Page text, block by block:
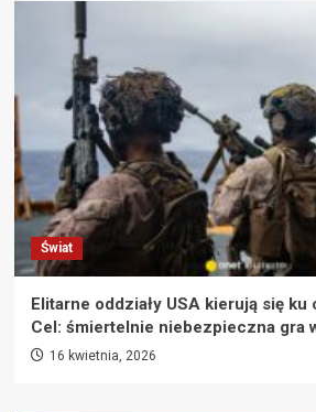
Świat
Elitarne oddziały USA kierują się
Cel: śmiertelnie niebezpieczna gra
16 kwietnia, 2026